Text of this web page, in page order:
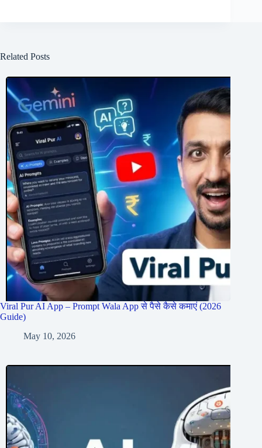
Related Posts
Viral Pur AI App – Prompt Wala App से पैसे कैसे कमाएं (2026
Guide)
May 10, 2026